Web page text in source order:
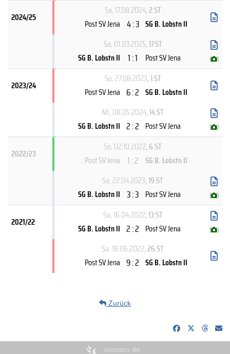
2024/25
Sa, 17.08.2024, 2.ST
Post SV Jena 4 : 3 SG B. Lobstn II
Sa, 01.03.2025, 17.ST
SG B. Lobstn II
1 : 1 Post SV Jena ( )
2023/24
So, 27.08.2023, 1.ST
Post SV Jena 6 : 2 SG B. Lobstn II
Mi, 08.05.2024, 14.ST
SG B. Lobstn II 2 : 2 Post SV Jena ( )
2022/23
So, 02.10.2022, 6.ST
Post SV Jena 1 : 2 SG B. Lobstn II
Sa, 22.04.2023, 19.ST
SG B. Lobstn II 3 : 3 Post SV Jena ( )
2021/22
Sa, 16.04.2022, 13.ST
SG B. Lobstn II 2 : 2 Post SV Jena ( )
Sa, 18.06.2022, 26.ST
Post SV Jena 9 : 2 SG B. Lobstn II
Zurück
soccero.de